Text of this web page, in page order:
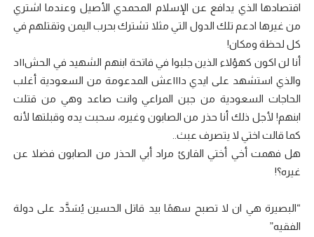
اقتصادها الذي يدافع عن الإسلام المحمدي الأصيل وعندما اشتري
من غيرها ادعم تلك الدول التي مثلا تشترك بحرب اليمن وتقتلهم في
كل لحظة ومكان!
أنا لن اكون كهؤلاء الذين جلبوا في فاتحة ابنهم الشهيد في الحش١١د
والذي استشهد على ايدي د١١١عش المدعومة من السعودية أغلب
الحاجات السعودية من جبن المراعي وانت صاعد وهي من قتلت
ابنهم! لأجل ذلك أنا حذر من الصابون وغيره، سحبت يده وقبلتها لأنه
كما قالت اختي لا يتصرف عبث..
هل فهمت أخي أختي القارئ مراد أبي الحذر من الصابون فضلا عن
غيره؟!
“البصيرة هي ان لا تصبح سهمًا بيد قاتل الحسين يُسَدَّد على دولة
الفقيه”